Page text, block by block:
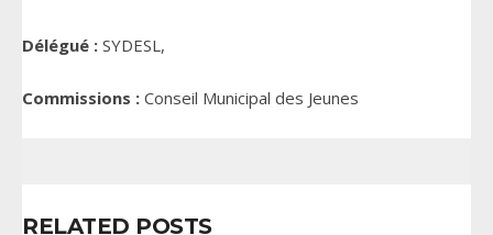
Délégué : SYDESL,
Commissions : Conseil Municipal des Jeunes
RELATED POSTS